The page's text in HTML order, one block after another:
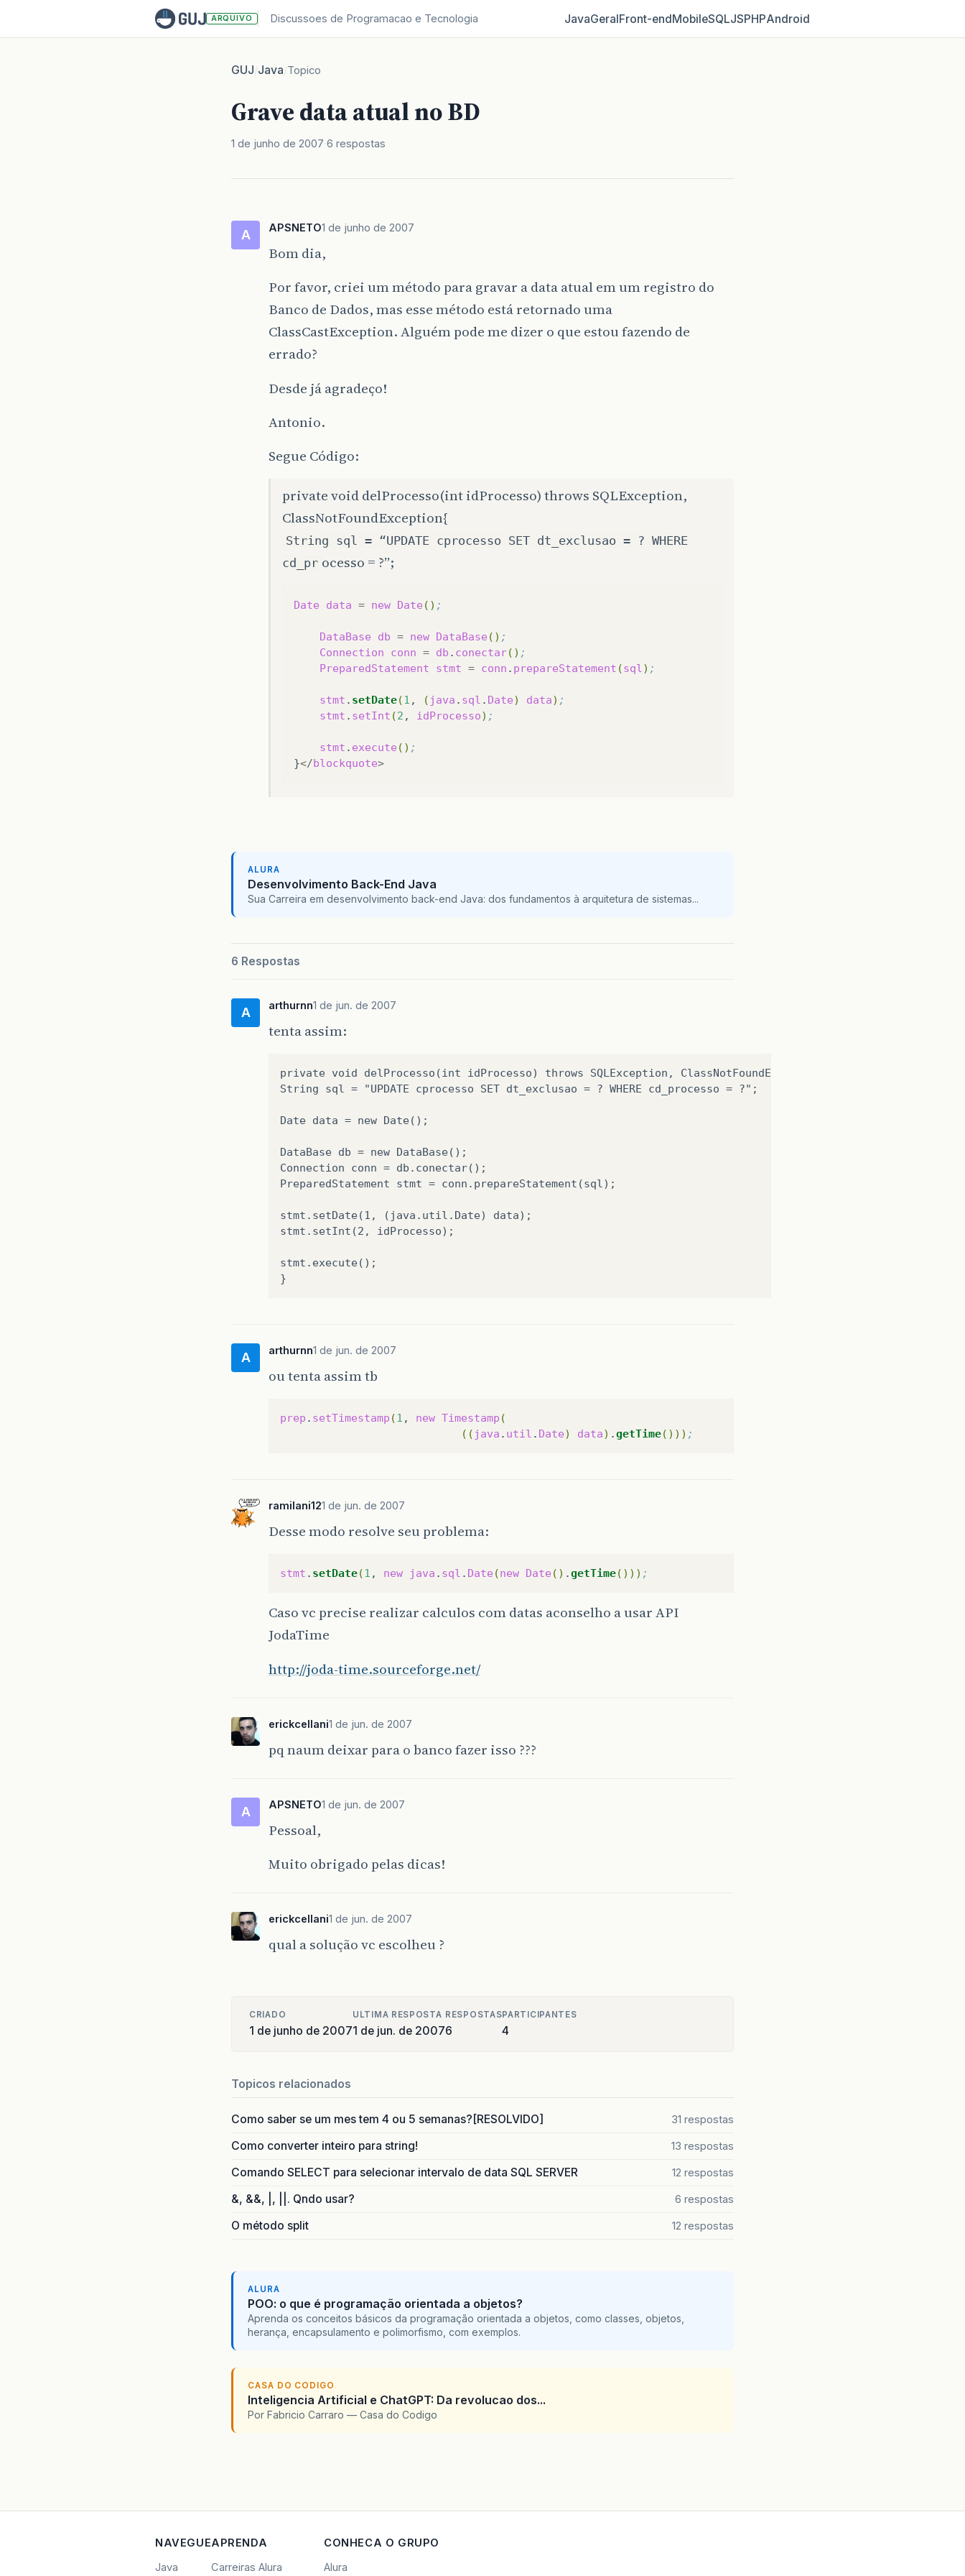
ARQUIVO Discussoes de Programacao e Tecnologia JavaGeralFront‑endMobileSQLJSPHPAndroid
GUJ/Java/Topico
Grave data atual no BD
1 de junho de 2007 6 respostas
A APSNETO1 de junho de 2007
Bom dia,
Por favor, criei um método para gravar a data atual em um registro do
Banco de Dados, mas esse método está retornado uma
ClassCastException. Alguém pode me dizer o que estou fazendo de
errado?
Desde já agradeço!
Antonio.
Segue Código:
private void delProcesso(int idProcesso) throws SQLException,
ClassNotFoundException{
String sql = “UPDATE cprocesso SET dt_exclusao = ? WHERE
cd_pr ocesso = ?”;
Date data = new Date () ;
DataBase db = new DataBase () ;
Connection
conn = db . conectar() ;
PreparedStatement
stmt = conn . prepareStatement (sql ) ;
stmt . setDate(1 , ( java . sql . Date) data) ;
stmt . setInt (2 , idProcesso) ;
stmt . execute () ;
}</blockquote>
ALURA
Desenvolvimento Back-End Java
Sua Carreira em desenvolvimento back-end Java: dos fundamentos à arquitetura de sistemas...
6 Respostas
A arthurnn1 de jun. de 2007
tenta assim:
private void delProcesso(int idProcesso) throws SQLException, ClassNotFoundException{
String sql = "UPDATE cprocesso SET dt_exclusao = ? WHERE cd_processo = ?";
Date data = new Date();
DataBase db = new DataBase();
Connection conn = db.conectar();
PreparedStatement stmt = conn.prepareStatement(sql);
stmt.setDate(1, (java.util.Date) data);
stmt.setInt(2, idProcesso);
stmt.execute();
A arthurnn1 de jun. de 2007
ou tenta assim tb
prep . setTimestamp (1 , new Timestamp (
(( java . util . Date) data) .getTime())) ;
ramilani121 de jun. de 2007
Desse modo resolve seu problema:
stmt . setDate(1 , new java . sql . Date (new Date () .getTime())) ;
Caso vc precise realizar calculos com datas aconselho a usar API
JodaTime
http://joda-time.sourceforge.net/
erickcellani1 de jun. de 2007
pq naum deixar para o banco fazer isso ???
A APSNETO1 de jun. de 2007
Pessoal,
Muito obrigado pelas dicas!
erickcellani1 de jun. de 2007
qual a solução vc escolheu ?
CRIADO
1 de junho de 2007
ULTIMA RESPOSTA
1 de jun. de 2007
RESPOSTAS
6
PARTICIPANTES
4
Topicos relacionados
Como saber se um mes tem 4 ou 5 semanas?[RESOLVIDO] 31 respostas
Como converter inteiro para string! 13 respostas
Comando SELECT para selecionar intervalo de data SQL SERVER 12 respostas
&, &&, |, ||. Qndo usar? 6 respostas
O método split 12 respostas
ALURA
POO: o que é programação orientada a objetos?
Aprenda os conceitos básicos da programação orientada a objetos, como classes, objetos,
herança, encapsulamento e polimorfismo, com exemplos.
CASA DO CODIGO
Inteligencia Artificial e ChatGPT: Da revolucao dos...
Por Fabricio Carraro — Casa do Codigo
NAVEGUE
Java
APRENDA
Carreiras Alura
CONHECA O GRUPO
Alura